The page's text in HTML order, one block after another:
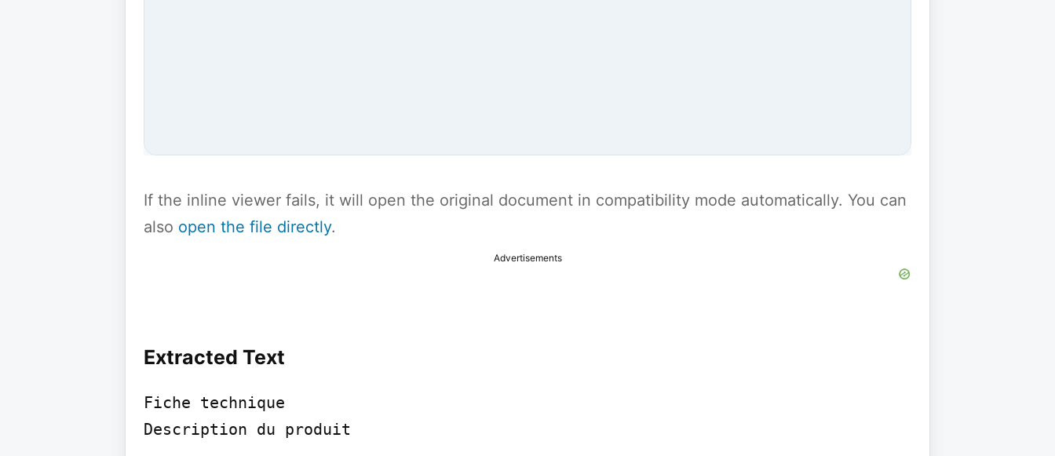
If the inline viewer fails, it will open the original document in compatibility mode automatically. You can
also open the file directly.
Advertisements
Extracted Text
Fiche technique
Description du produit